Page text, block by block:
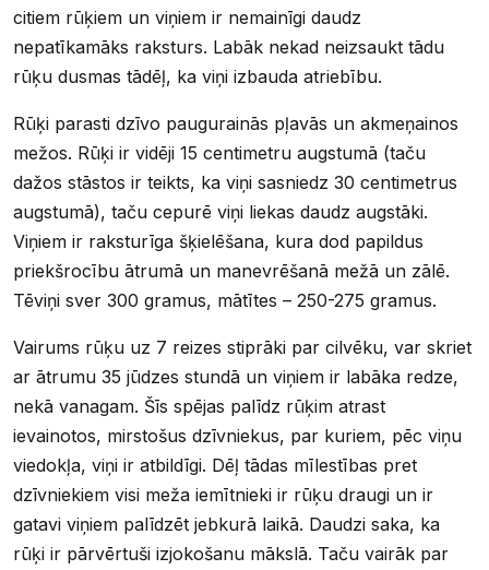
citiem rūķiem un viņiem ir nemainīgi daudz
nepatīkamāks raksturs. Labāk nekad neizsaukt tādu
rūķu dusmas tādēļ, ka viņi izbauda atriebību.
Rūķi parasti dzīvo paugurainās pļavās un akmeņainos
mežos. Rūķi ir vidēji 15 centimetru augstumā (taču
dažos stāstos ir teikts, ka viņi sasniedz 30 centimetrus
augstumā), taču cepurē viņi liekas daudz augstāki.
Viņiem ir raksturīga šķielēšana, kura dod papildus
priekšrocību ātrumā un manevrēšanā mežā un zālē.
Tēviņi sver 300 gramus, mātītes – 250-275 gramus.
Vairums rūķu uz 7 reizes stiprāki par cilvēku, var skriet
ar ātrumu 35 jūdzes stundā un viņiem ir labāka redze,
nekā vanagam. Šīs spējas palīdz rūķim atrast
ievainotos, mirstošus dzīvniekus, par kuriem, pēc viņu
viedokļa, viņi ir atbildīgi. Dēļ tādas mīlestības pret
dzīvniekiem visi meža iemītnieki ir rūķu draugi un ir
gatavi viņiem palīdzēt jebkurā laikā. Daudzi saka, ka
rūķi ir pārvērtuši izjokošanu mākslā. Taču vairāk par